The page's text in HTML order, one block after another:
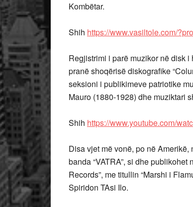
Kombëtar.
Shih https://www.vasiltole.com/
Regjistrimi i parë muzikor në disk
pranë shoqërisë diskografike
seksioni i publikimeve patriotike
Mauro (1880-1928) dhe muziktari
Shih https://www.youtube.com/
Disa vjet më vonë, po në
banda “VATRA”, si dhe
Records”, me titullin “Marshi i
Spiridon TAsi Ilo.